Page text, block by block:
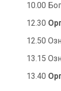
10.00
12.30
12.50
13.15
13.40